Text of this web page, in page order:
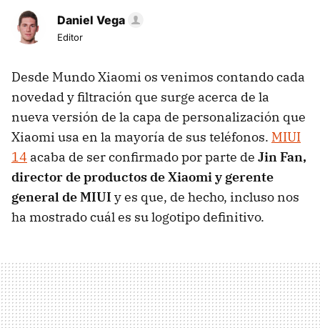
Daniel Vega
Editor
Desde Mundo Xiaomi os venimos contando cada
novedad y filtración que surge acerca de la
nueva versión de la capa de personalización que
Xiaomi usa en la mayoría de sus teléfonos. MIUI
14 acaba de ser confirmado por parte de Jin Fan,
director de productos de Xiaomi y gerente
general de MIUI y es que, de hecho, incluso nos
ha mostrado cuál es su logotipo definitivo.